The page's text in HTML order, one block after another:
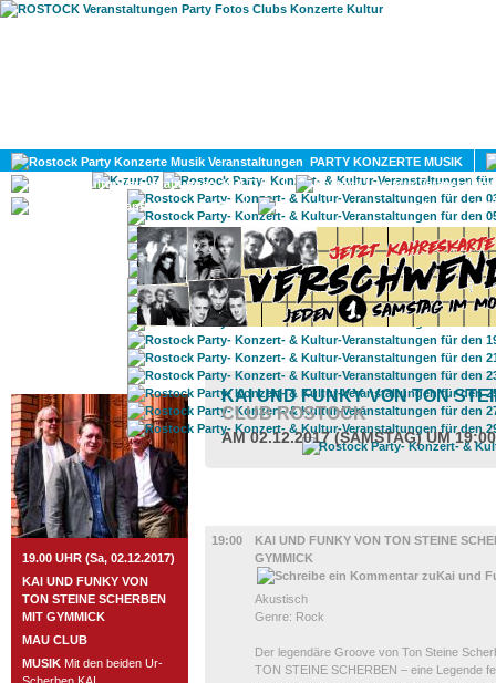
PARTY KONZERTE MUSIK
KULTUR
GAY
ROSTOCK TAGESTIPP
19.00 UHR (Sa, 02.12.2017)
KAI UND FUNKY VON
TON STEINE SCHERBEN
MIT GYMMICK
MAU CLUB
MUSIK Mit den beiden Ur-
KAI UND FUNKY VON TON
CLUB ROSTOCK
AM 02.12.2017 (SAMSTAG) UM
19:00
KAI UND FUNKY VON TON STEINE
GYMMICK
Akustisch
Genre: Rock
Der legendäre Groove von Ton Steine
TON STEINE SCHERBEN – eine Legende